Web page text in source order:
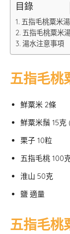
目錄
五指毛桃粟米
五指毛桃粟米
湯水注意事項
五指毛桃
鮮粟米 2條
鮮粟米鬚 15克
栗子 10粒
五指毛桃 100
淮山 50克
鹽 適量
五指毛桃